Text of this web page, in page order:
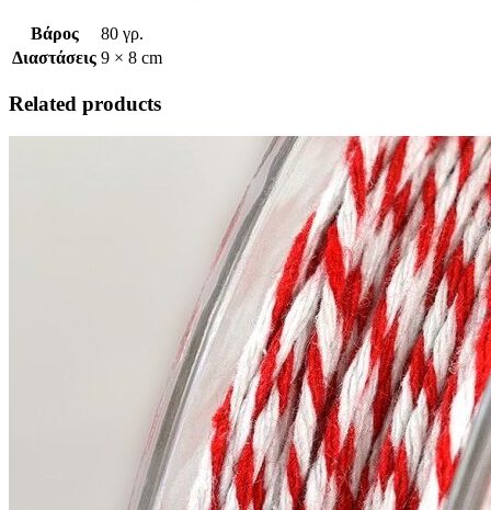
Βάρος
80 γρ.
Διαστάσεις 9 × 8 cm
Related products